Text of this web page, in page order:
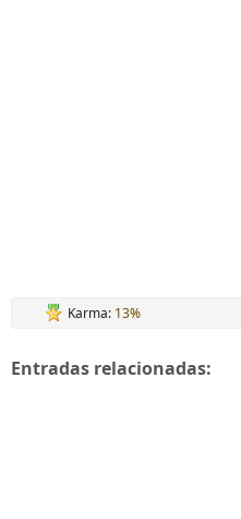
Karma: 13%
Entradas relacionadas: